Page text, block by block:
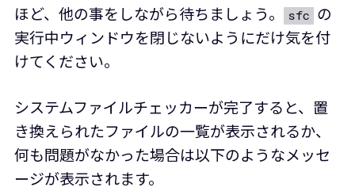
ほど、他の事をしながら待ちましょう。
sfc の
実行中ウィンドウを閉じないようにだけ気を付
けてください。
システムファイルチェッカーが完了すると、置
き換えられたファイルの一覧が表示されるか、
何も問題がなかった場合は以下のようなメッセ
ージが表示されます。